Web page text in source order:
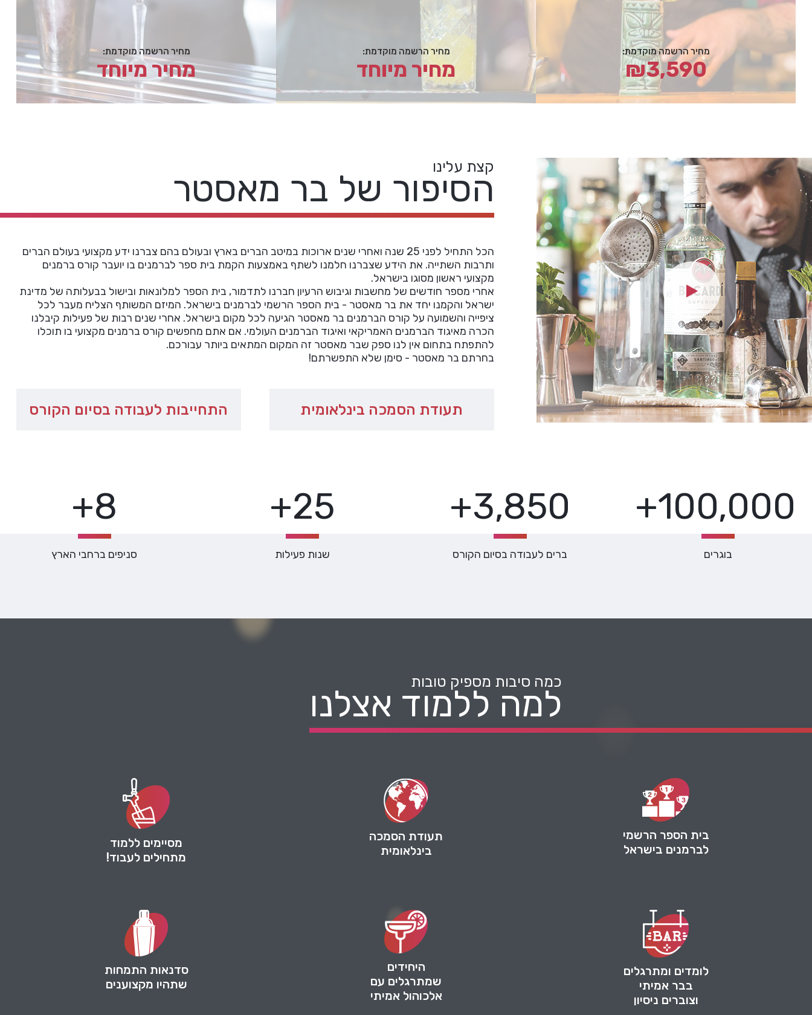
מחיר הרשמה מוקדמת:
₪3,590
מחיר הרשמה מוקדמת:
מחיר מיוחד
מחיר הרשמה מוקדמת:
מחיר מיוחד
קצת עלינו
הסיפור של בר מאסטר
הכל התחיל לפני 25 שנה ואחרי שנים ארוכות במיטב הברים בארץ ובעולם בהם צברנו ידע מקצועי בעולם הברים
ותרבות השתייה. את הידע שצברנו חלמנו לשתף באמצעות הקמת בית ספר לברמנים בו יועבר קורס ברמנים
מקצועי ראשון מסוגו בישראל.
אחרי מספר חודשים של מחשבות וגיבוש הרעיון חברנו לתדמור, בית הספר למלונאות ובישול בבעלותה של מדינת
ישראל והקמנו יחד את בר מאסטר - בית הספר הרשמי לברמנים בישראל. המיזם המשותף הצליח מעבר לכל
ציפייה והשמועה על קורס הברמנים בר מאסטר הגיעה לכל מקום בישראל. אחרי שנים רבות של פעילות קיבלנו
הכרה מאיגוד הברמנים האמריקאי ואיגוד הברמנים העולמי. אם אתם מחפשים קורס ברמנים מקצועי בו תוכלו
להתפתח בתחום אין לנו ספק שבר מאסטר זה המקום המתאים ביותר עבורכם.
בחרתם בר מאסטר - סימן שלא התפשרתם!
תעודת הסמכה בינלאומית התחייבות לעבודה בסיום הקורס
100,000+
בוגרים
3,850+
ברים לעבודה בסיום הקורס
25+
שנות פעילות
8+
סניפים ברחבי הארץ
כמה סיבות מספיק טובות
למה ללמוד אצלנו
בית הספר הרשמי
לברמנים בישראל
תעודת הסמכה
בינלאומית
מסיימים ללמוד
מתחילים לעבוד!
לומדים ומתרגלים
בבר אמיתי
וצוברים ניסיון
היחידים
שמתרגלים עם
אלכוהול אמיתי
סדנאות התמחות
שתהיו מקצוענים